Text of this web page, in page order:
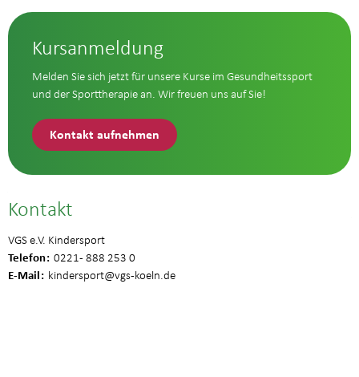
Kursanmeldung
Melden Sie sich jetzt für unsere Kurse im Gesundheitssport
und der Sporttherapie an. Wir freuen uns auf Sie!
Kontakt aufnehmen
Kontakt
VGS e.V. Kindersport
Telefon 0221 - 888 253 0
E-Mail kindersport@vgs-koeln.de